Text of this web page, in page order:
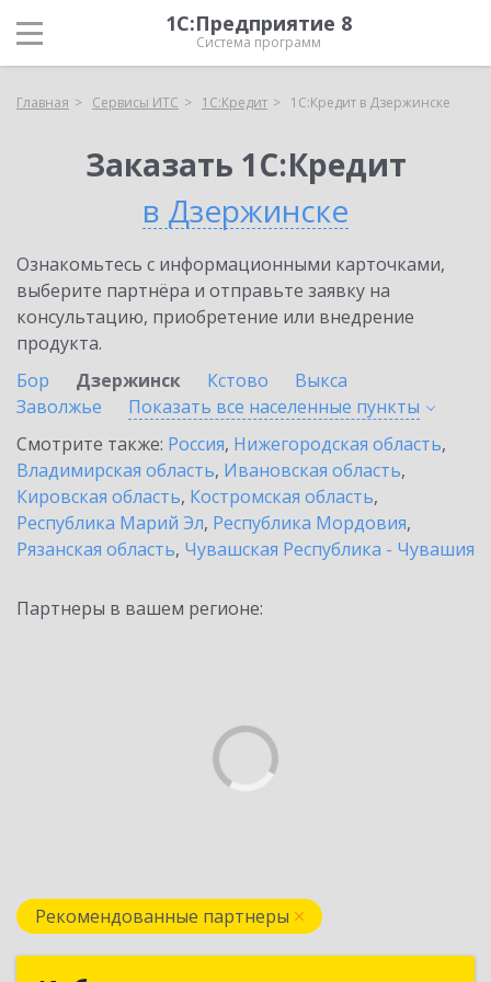
1С:Предприятие 8
Система программ
Главная Сервисы ИТС 1С:Кредит 1С:Кредит в Дзержинске
Заказать 1С:Кредит
в Дзержинске
Ознакомьтесь с информационными карточками,
выберите партнёра и отправьте заявку на
консультацию, приобретение или внедрение
продукта.
Бор
Дзержинск Кстово
Выкса
Заволжье
Показать все населенные пункты
Смотрите также: Россия, Нижегородская область,
Владимирская область, Ивановская область,
Кировская область, Костромская область,
Республика Марий Эл, Республика Мордовия,
Рязанская область, Чувашская Республика - Чувашия
Партнеры в вашем регионе:
Рекомендованные партнеры